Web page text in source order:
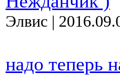
Элвис |
надо теперь